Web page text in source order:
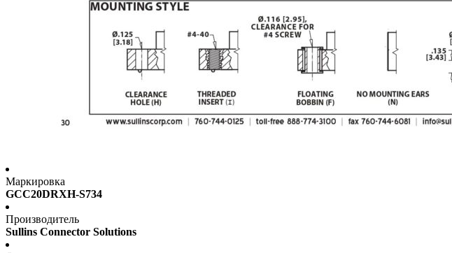
Маркировка
GCC20DRXH-S734
Производитель
Sullins Connector Solutions